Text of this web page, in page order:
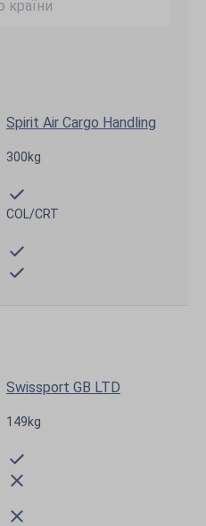
Spirit Air Cargo Handling
300kg
COL/CRT
Swissport GB LTD
149kg